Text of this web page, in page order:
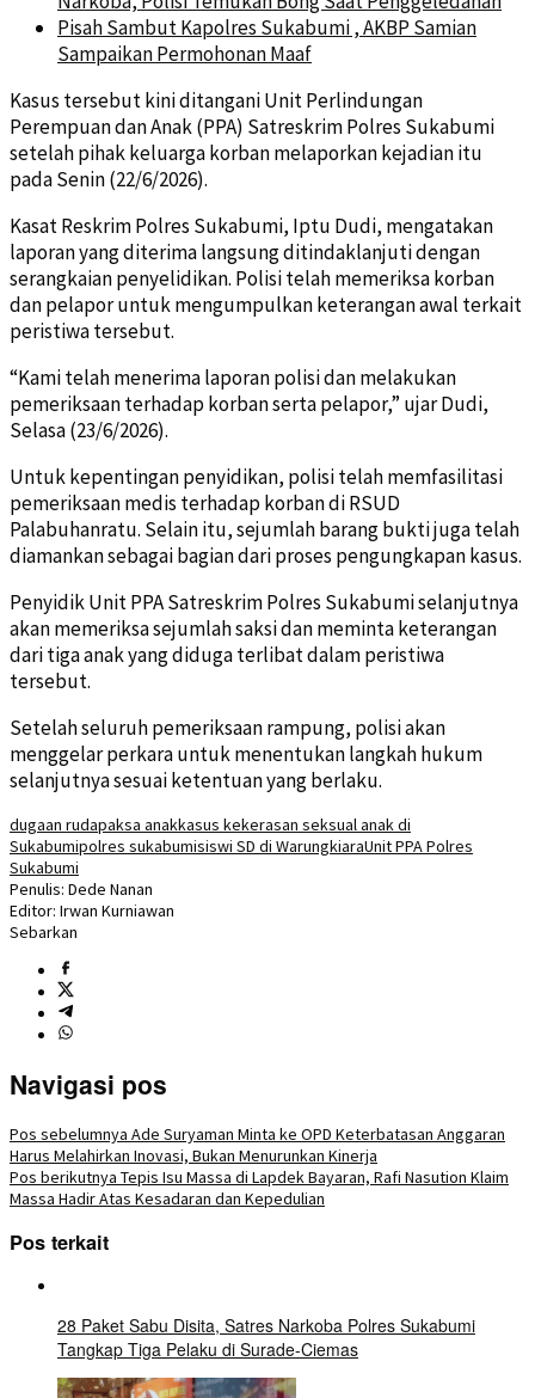
Pisah Sambut Kapolres Sukabumi , AKBP Samian
Sampaikan Permohonan Maaf
Kasus tersebut kini ditangani Unit Perlindungan
Perempuan dan Anak (PPA) Satreskrim Polres Sukabumi
setelah pihak keluarga korban melaporkan kejadian itu
pada Senin (22/6/2026).
Kasat Reskrim Polres Sukabumi, Iptu Dudi, mengatakan
laporan yang diterima langsung ditindaklanjuti dengan
serangkaian penyelidikan. Polisi telah memeriksa korban
dan pelapor untuk mengumpulkan keterangan awal terkait
peristiwa tersebut.
“Kami telah menerima laporan polisi dan melakukan
pemeriksaan terhadap korban serta pelapor,” ujar Dudi,
Selasa (23/6/2026).
Untuk kepentingan penyidikan, polisi telah memfasilitasi
pemeriksaan medis terhadap korban di RSUD
Palabuhanratu. Selain itu, sejumlah barang bukti juga telah
diamankan sebagai bagian dari proses pengungkapan kasus.
Penyidik Unit PPA Satreskrim Polres Sukabumi selanjutnya
akan memeriksa sejumlah saksi dan meminta keterangan
dari tiga anak yang diduga terlibat dalam peristiwa
tersebut.
Setelah seluruh pemeriksaan rampung, polisi akan
menggelar perkara untuk menentukan langkah hukum
selanjutnya sesuai ketentuan yang berlaku.
dugaan rudapaksa anakkasus kekerasan seksual anak di
Sukabumipolres sukabumisiswi SD di WarungkiaraUnit PPA Polres
Sukabumi
Penulis: Dede Nanan
Editor: Irwan Kurniawan
Sebarkan
Navigasi pos
Pos sebelumnya Ade Suryaman Minta ke OPD Keterbatasan Anggaran
Harus Melahirkan Inovasi, Bukan Menurunkan Kinerja
Pos berikutnya Tepis Isu Massa di Lapdek Bayaran, Rafi Nasution Klaim
Massa Hadir Atas Kesadaran dan Kepedulian
Pos terkait
28 Paket Sabu Disita, Satres Narkoba Polres Sukabumi
Tangkap Tiga Pelaku di Surade-Ciemas